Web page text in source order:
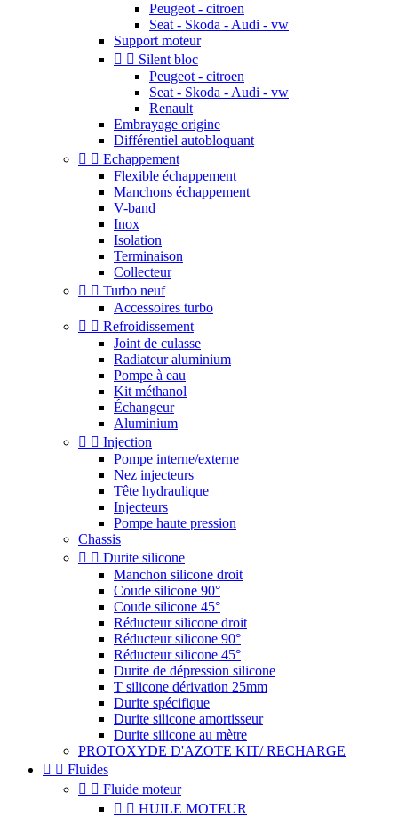
Peugeot - citroen
Seat - Skoda - Audi - vw
Support moteur
  Silent bloc
Peugeot - citroen
Seat - Skoda - Audi - vw
Renault
Embrayage origine
Différentiel autobloquant
  Echappement
Flexible échappement
Manchons échappement
V-band
Inox
Isolation
Terminaison
Collecteur
  Turbo neuf
Accessoires turbo
  Refroidissement
Joint de culasse
Radiateur aluminium
Pompe à eau
Kit méthanol
Échangeur
Aluminium
  Injection
Pompe interne/externe
Nez injecteurs
Tête hydraulique
Injecteurs
Pompe haute pression
Chassis
  Durite silicone
Manchon silicone droit
Coude silicone 90°
Coude silicone 45°
Réducteur silicone droit
Réducteur silicone 90°
Réducteur silicone 45°
Durite de dépression silicone
T silicone dérivation 25mm
Durite spécifique
Durite silicone amortisseur
Durite silicone au mètre
PROTOXYDE D'AZOTE KIT/ RECHARGE
  Fluides
  Fluide moteur
  HUILE MOTEUR